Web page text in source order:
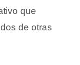
que
de otras